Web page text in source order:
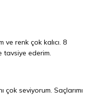
ve renk çok kalıcı. 8
tavsiye ederim.
çok seviyorum. Saçlarımı